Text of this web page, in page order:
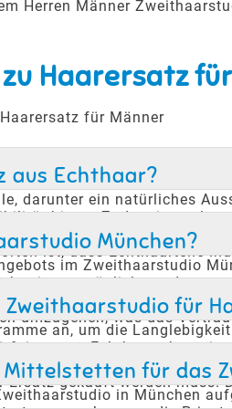
Herren Männer
Haarersatz
für Männer
aus Echthaar?
darunter ein natürliches
bietet. Zudem ist es
von Echthaar ist der
ist, dass Echthaarteile
München?
im Zweithaarstudio
eine persönliche und
dass Kunden sich
umzugehen, was dasfür
an, um die
von Echthaar
Verfügung gestellt, um die
gekauft werdenfür das
in München